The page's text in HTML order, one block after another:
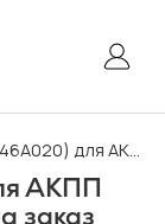
(TF-62SN) в наличии/на заказ
АКПП
заказ